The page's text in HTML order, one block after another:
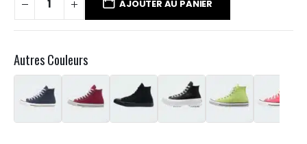
AJOUTER AU PANIER
Autres Couleurs